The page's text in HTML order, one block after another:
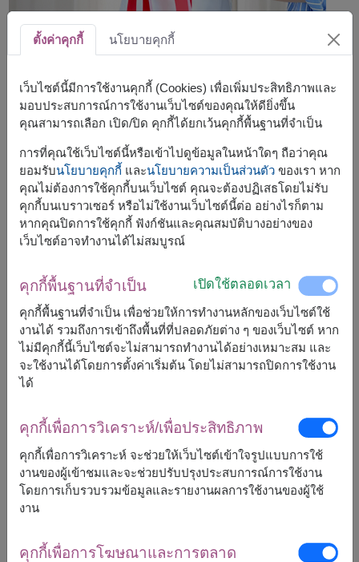
ขนาดโดยประมาณ:
Be My Baby คือช่อกุหลาบแดงในโทนโรแมนติกและเร่าร้อน
สื่อถึงความรักอย่างมั่นคง เหมาะสำหรับวันวาเลนไทน์ หรือ
มอบให้คนรักในโอกาสพิเศษ
สินค้าแบบที่ใกล้เคียงกัน ได้แก่
ราคาตามพื้นที่จัดส่ง
เริ่มต้นที่ 3,700
ตั้งค่าคุกกี้ นโยบายคุกกี้
เว็บไซต์นี้มีการใช้งานคุกกี้ (Cookies) เพื่อเพิ่มประสิทธิภาพและ
มอบประสบการณ์การใช้งานเว็บไซต์ของคุณให้ดียิ่งขึ้น
คุณสามารถเลือก เปิด/ปิด คุกกี้ได้ยกเว้นคุกกี้พื้นฐานที่จำเป็น
การที่คุณใช้เว็บไซต์นี้หรือเข้าไปดูข้อมูลในหน้าใดๆ ถือว่าคุณ
ยอมรับนโยบายคุกกี้ และนโยบายความเป็นส่วนตัวของเรา หาก
คุณไม่ต้องการใช้คุกกี้บนเว็บไซต์ คุณจะต้องปฏิเสธโดยไม่รับ
คุกกี้บนเบราวเซอร์ หรือไม่ใช้งานเว็บไซต์นี้ต่อ อย่างไรก็ตาม
หากคุณปิดการใช้คุกกี้ ฟังก์ชันและคุณสมบัติบางอย่างของ
เว็บไซต์อาจทำงานได้ไม่สมบูรณ์
คุกกี้พื้นฐานที่จำเป็น เปิดใช้ตลอดเวลา
คุกกี้พื้นฐานที่จำเป็น เพื่อช่วยให้การทำงานหลักของเว็บไซต์ใช้
งานได้ รวมถึงการเข้าถึงพื้นที่ที่ปลอดภัยต่าง ๆ ของเว็บไซต์ หาก
ไม่มีคุกกี้นี้เว็บไซต์จะไม่สามารถทำงานได้อย่างเหมาะสม และ
จะใช้งานได้โดยการตั้งค่าเริ่มต้น โดยไม่สามารถปิดการใช้งาน
ได้
คุกกี้เพื่อการวิเคราะห์/เพื่อประสิทธิภาพ
คุกกี้เพื่อการวิเคราะห์ จะช่วยให้เว็บไซต์เข้าใจรูปแบบการใช้
งานของผู้เข้าชมและจะช่วยปรับปรุงประสบการณ์การใช้งาน
โดยการเก็บรวบรวมข้อมูลและรายงานผลการใช้งานของผู้ใช้
งาน
คุกกี้เพื่อการโฆษณาและการตลาด